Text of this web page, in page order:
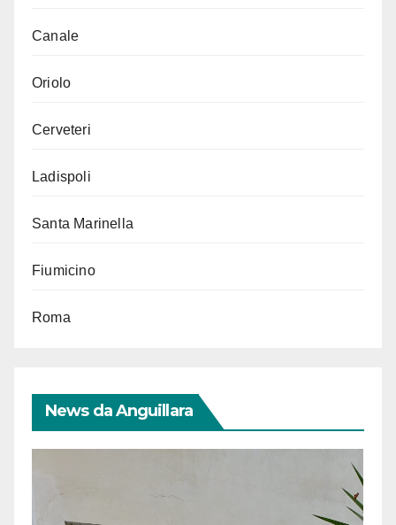
Canale
Oriolo
Cerveteri
Ladispoli
Santa Marinella
Fiumicino
Roma
News da Anguillara